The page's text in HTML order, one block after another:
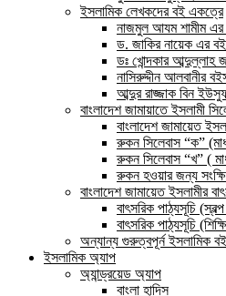
ইসলামিক লেখকদের বই একত্রে
নাজমুল আযম শামীম
ড. জাকির নায়েক এর
ডঃ খোন্দকার আব্দুল্লাহ
নাসিরুদ্দীন আলবানীর
আব্দুর রাজ্জাক বিন
বাংলাদেশ জামায়াতে ইসলামী
বাংলাদেশ জামায়েত
রুকন সিলেবাস “ক”
রুকন সিলেবাস “খ” (
রুকন হওয়ার জন্য
বাংলাদেশ জামায়েত ইসলামীর
বাৎসরিক পাঠ্যসূচি
বাৎসরিক পাঠ্যসূচি
অন্যান্য গুরুত্বপূর্ন ইসলামিক বই
ইসলামিক অ্যাপ
অ্যান্ড্রয়েড অ্যাপ
বাংলা হাদিস